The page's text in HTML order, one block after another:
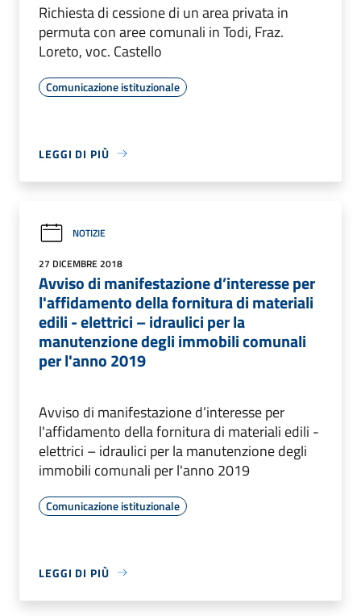
Richiesta di cessione di un area privata in
permuta con aree comunali in Todi, Fraz.
Loreto, voc. Castello
Comunicazione istituzionale
LEGGI DI PIÙ
NOTIZIE
27 DICEMBRE 2018
Avviso di manifestazione d’interesse per
l'affidamento della fornitura di materiali
edili - elettrici – idraulici per la
manutenzione degli immobili comunali
per l'anno 2019
Avviso di manifestazione d’interesse per
l'affidamento della fornitura di materiali edili -
elettrici – idraulici per la manutenzione degli
immobili comunali per l'anno 2019
Comunicazione istituzionale
LEGGI DI PIÙ